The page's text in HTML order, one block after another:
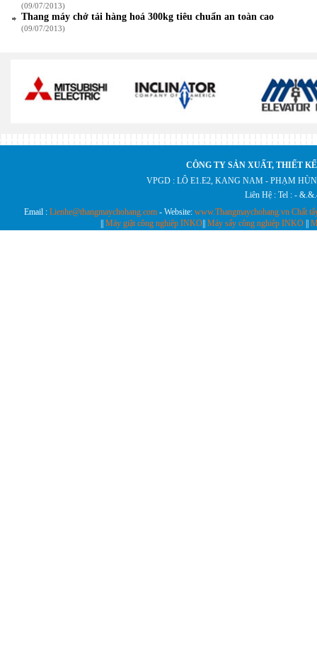
(09/07/2013)
Thang máy chở tải hàng hoá 300kg tiêu chuẩn an toàn cao
(09/07/2013)
CÔNG TY SẢN XUẤT, THIẾT
VPGD : LÔ E1.E2, KANG NAM - PHẠM
Liên Hệ : Tel : -
Email : Lienhe@thangmaychohang.com - Website: www.Thangmaychohang.vn Chất
|| Máy giặt công nghiệp INKO|| Máy sấy công nghiệp INKO ||